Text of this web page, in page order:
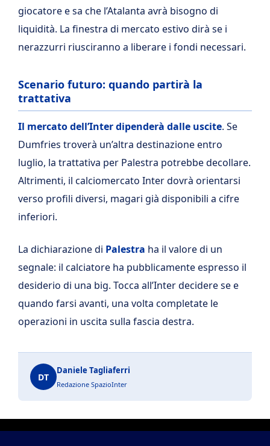
giocatore e sa che l’Atalanta avrà bisogno di
liquidità. La finestra di mercato estivo dirà se i
nerazzurri riusciranno a liberare i fondi necessari.
Scenario futuro: quando partirà la
trattativa
Il mercato dell’Inter dipenderà dalle uscite. Se
Dumfries troverà un’altra destinazione entro
luglio, la trattativa per Palestra potrebbe decollare.
Altrimenti, il calciomercato Inter dovrà orientarsi
verso profili diversi, magari già disponibili a cifre
inferiori.
La dichiarazione di Palestra ha il valore di un
segnale: il calciatore ha pubblicamente espresso il
desiderio di una big. Tocca all’Inter decidere se e
quando farsi avanti, una volta completate le
operazioni in uscita sulla fascia destra.
DT
Daniele Tagliaferri
Redazione SpazioInter